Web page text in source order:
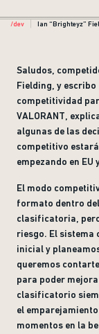
/dev Ian “Brighteyz”
Saludos,
Fielding, y escribo
competitividad
VALORANT,
algunas de las
competitivo
empezando en EU
El modo
formato dentro
clasificatoria,
riesgo. El sistema
inicial y
queremos
para poder
clasificatorio
el
momentos en la